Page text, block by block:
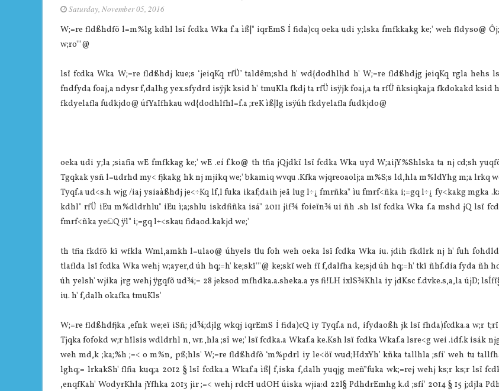
Saturday, November 05, 2016
W;=re fldßhdfõ l=m%lg kdhl lsï fcdka Wka f.a ìß|" iqrEmS Í fida)cq oeka udi y;lska fmfkkakg ke;' weh fldyso@
w;ro'''@
lsï fcdka Wka W;=re fldßhdj kue;s ‘jeiqKq rfÜ’ taldêm;shd h' wd{dodhlhd h' W;=re fldßhdjg jeiqKq rgla hehs
fndfyda foaj,a ndysr f,dalhg yex.sfydrd isÿjk ksid h' tmuKla fkdj ta rfÜ isÿjk foaj,a ta rfÜ ñksiqkaj;a fkdokakd ksid
fkdyelafla fudkjdo@ úfYaIfhkau wd{dodhlfhl=f.a ;reK ìß|lg isÿúh fkdyelafla fudkjdo@
oeka udi y;la ;siafia wE fmfkkag ke;' wE .eí f.ko@ th tfia jQjdkï lsï fcdka Wka uyd W;aijY%Shlska ta nj cd;sh
Tgqkak ysñ l=udrhd my< fjkakg hk nj mjikq we;' bkamiq wvqu .Kfka wjqreoaolj;a m%S;s ld,hla m%ldYhg m;a lrkq
Tyqf.a ud<s.h wjg /iaj ysiaàßhdj je<÷Kq lf,l fuka ikaf;daih jeä lug l÷¿ fmrñka" ìu fmrf<ñka i;=gq l÷¿ fy<kakg mgka
kdhl" rfÜ iEu m%dldrhlu" iEu ì;a;shlu iskdfiñka isá" 2011 jif¾ foieïn¾ ui ñh .sh lsï fcdka Wka f.a mshd jQ lsï
fmrf<ñka yeඬQ ÿl" i;=gq l÷<skau fidaod.kakjd we;'
th tfia fkdfõ kï wfkla Wml,amkh l=ulao@ úhyels tlu foh weh oeka lsï fcdka Wka iu. jdih fkdlrk nj h' fuh
tlaflda lsï fcdka Wka wehj w;ayer,d úh hq;=h' ke;skï'''@ ke;skï weh fï f,dalfha ke;sjd úh hq;=h' tkï ñhf.dia fyda ñh
úh yelsh' wjika jrg wehj ÿgqfõ ud¾;= 28 jeksod mfhdka.a.sheka.a ys fi!LH ixlS¾Khla iy jdKsc f.dvke.s,a,la újD;
iu. h' f,dalh okafka tmuKls'
W;=re fldßhdfjka ,efnk we;eï iSñ; jd¾;djlg wkqj iqrEmS Í fida)cQ iy Tyqf.a nd, ifydaoßh jk lsï fhda)fcdka.a w;r t;rï
Tjqka fofokd w;r hïlsis wdldrhl n, wr.,hla ;sî we;' lsï fcdka.a Wkaf.a ke.Ksh lsï fcdka Wkaf.a lsre<g wei .idf.k isák
weh md,k ;ka;%h ;=< o m%n, pß;hls' W;=re fldßhdfõ ‘m%pdrl iy le<öï wud;HdxYh’ kñka tallhla ;sfí' weh tu
lghq;= lrkakSh' flfia kuq;a 2012 § lsï fcdka.a Wkaf.a ìß| f,iska f,dalh yuqjg meñ”fuka wk;=rej wehj ks;r ks;r lsï
,enqfKah' WodyrKhla jYfhka 2013 jir ;=< wehj rdcH udOH úiska wjia:d 22l§ PdhdrEmhg k.d ;sfí' 2014 § 15 j;djla